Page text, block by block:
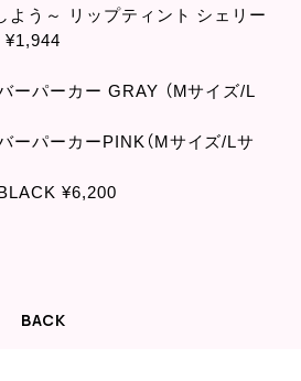
う～ リップティント シェリー
¥1,944
ーパーカー GRAY （Mサイズ/L
ーパーカーPINK（Mサイズ/Lサ
¥6,200
BACK